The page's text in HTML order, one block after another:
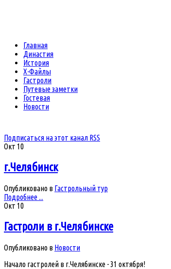
Главная
Династия
История
Х-Файлы
Гастроли
Путевые заметки
Гостевая
Новости
Подписаться на этот канал RSS
Окт 10
г.Челябинск
Опубликовано в Гастрольный тур
Подробнее ...
Окт 10
Гастроли в г.Челябинске
Опубликовано в Новости
Начало гастролей в г.Челябинске - 31 октября!